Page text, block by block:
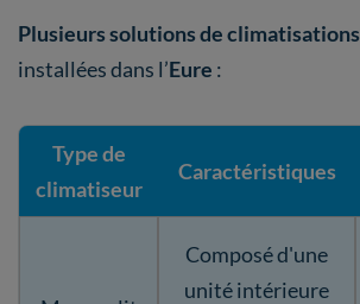
Plusieurs solutions de climatisations
installées dans l’Eure :
Type de
climatiseur
Caractéristiques
Composé d'une
unité intérieure